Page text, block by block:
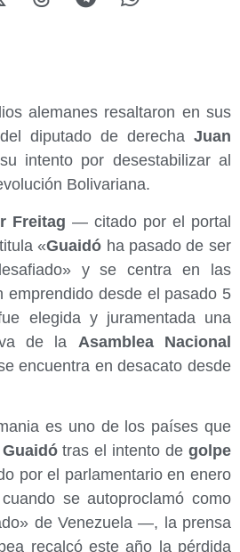
alemanes resaltaron en sus
diputado de derecha Juan
intento por desestabilizar al
Bolivariana.
Freitag — citado por el portal
«Guaidó ha pasado de ser
y se centra en las
emprendido desde el pasado 5
elegida y juramentada una
de la Asamblea Nacional
encuentra en desacato desde
es uno de los países que
Guaidótras el intento de golpe
por el parlamentario en enero
se autoproclamó como
de Venezuela —, la prensa
recalcó este año la pérdida